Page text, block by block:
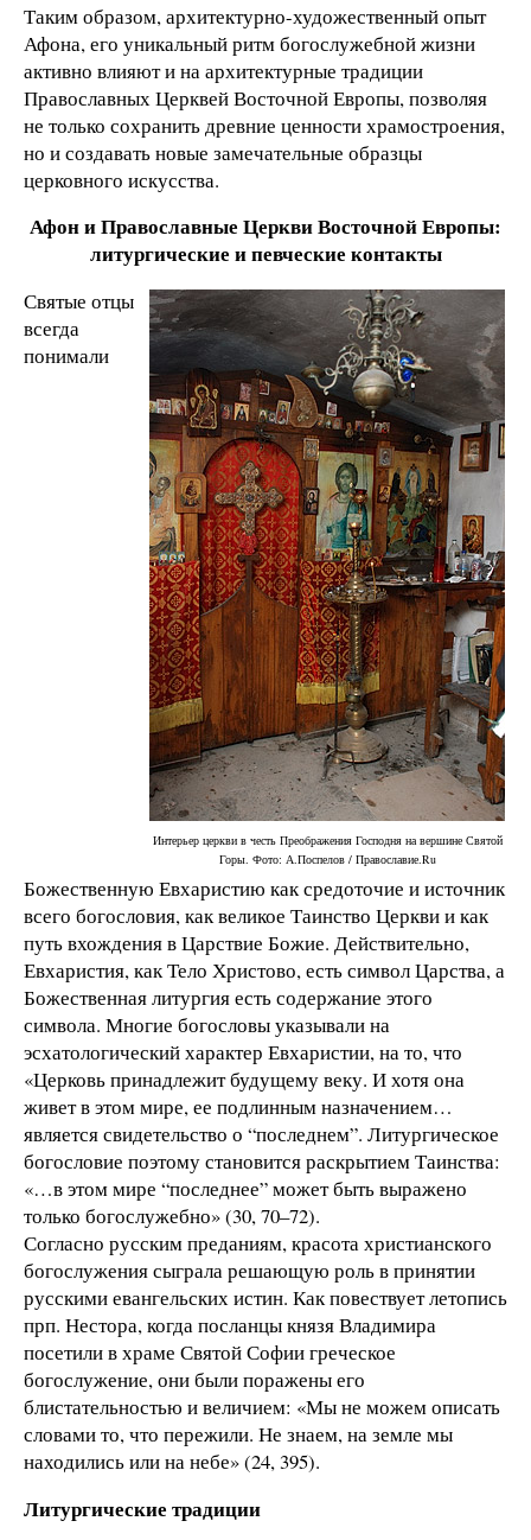
Таким образом, архитектурно-художественный опыт
Афона, его уникальный ритм богослужебной жизни
активно влияют и на архитектурные традиции
Православных Церквей Восточной Европы, позволяя
не только сохранить древние ценности храмостроения,
но и создавать новые замечательные образцы
церковного искусства.
Афон и Православные Церкви Восточной Европы:
литургические и певческие контакты
Интерьер церкви в честь Преображения Господня на вершине Святой
Горы. Фото: А.Поспелов / Православие.Ru
Святые отцы
всегда
понимали
Божественную Евхаристию как средоточие и источник
всего богословия, как великое Таинство Церкви и как
путь вхождения в Царствие Божие. Действительно,
Евхаристия, как Тело Христово, есть символ Царства, а
Божественная литургия есть содержание этого
символа. Многие богословы указывали на
эсхатологический характер Евхаристии, на то, что
«Церковь принадлежит будущему веку. И хотя она
живет в этом мире, ее подлинным назначением…
является свидетельство о “последнем”. Литургическое
богословие поэтому становится раскрытием Таинства:
«…в этом мире “последнее” может быть выражено
только богослужебно» (30, 70–72).
Согласно русским преданиям, красота христианского
богослужения сыграла решающую роль в принятии
русскими евангельских истин. Как повествует летопись
прп. Нестора, когда посланцы князя Владимира
посетили в храме Святой Софии греческое
богослужение, они были поражены его
блистательностью и величием: «Мы не можем описать
словами то, что пережили. Не знаем, на земле мы
находились или на небе» (24, 395).
Литургические традиции